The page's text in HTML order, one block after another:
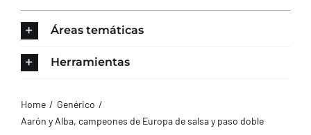
Áreas temáticas
Herramientas
Home
Genérico
Aarón y Alba, campeones de Europa de salsa y paso doble